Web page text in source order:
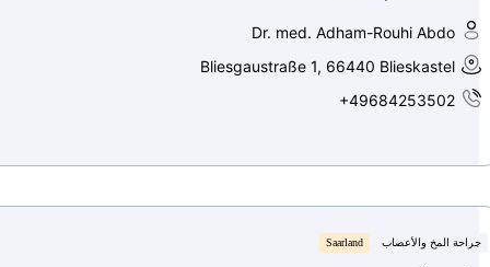
Dr. med. Adham-Rouhi Abdo
Bliesgaustraße 1, 66440 Blieskastel
+49684253502
جراحة المخ والأعصاب Saarland